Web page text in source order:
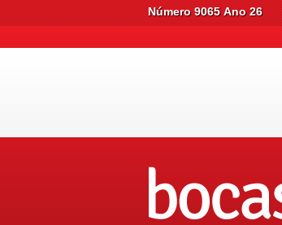
Número 9065 Ano 26